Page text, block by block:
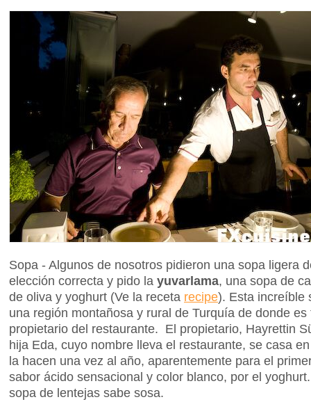
Sopa - Algunos de nosotros pidieron una sopa ligera
elección correcta y pido la yuvarlama, una sopa de
de oliva y yoghurt (Ve la receta recipe). Esta increíble
una región montañosa y rural de Turquía de donde
propietario del restaurante. El propietario, Hayrettin
hija Eda, cuyo nombre lleva el restaurante, se casa
la hacen una vez al año, aparentemente para el
sabor ácido sensacional y color blanco, por el
sopa de lentejas sabe sosa.